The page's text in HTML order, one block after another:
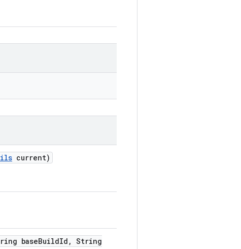
current)
baseBuildId , String